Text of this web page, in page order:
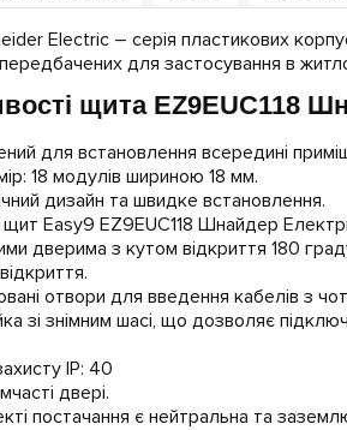
Electric – серія пластикових
для застосування в
щита EZ9EUC118
для встановлення всередині
18 модулів шириною 18 мм.
дизайн та швидке встановлення.
щит Easy9 EZ9EUC118 Шнайдер
дверима з кутом відкриття 180
отвори для введення кабелів з
зі знімним шасі, що дозволяє
IP: 40
двері.
постачання є нейтральна та